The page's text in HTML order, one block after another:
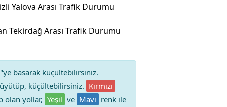
Yalova Arası Trafik Durumu
Tekirdağ Arası Trafik Durumu
basarak küçültebilirsiniz.
küçültebilirsiniz. Kırmızı
olan yollar, Yeşil ve Mavi renk ile